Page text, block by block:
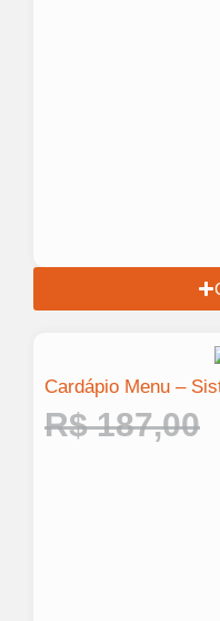
Cardápio Menu –
R$187,00